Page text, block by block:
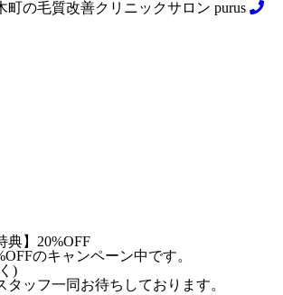
町の毛質改善クリニックサロン purus
典】20%OFF
のキャンペーン中です。
)
タッフ一同お待ちしております。